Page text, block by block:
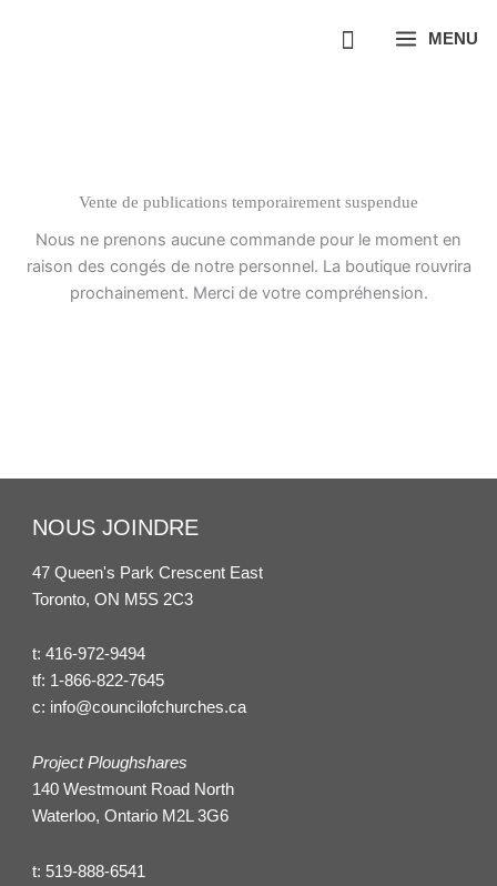
MENU
Vente de publications temporairement suspendue
Nous ne prenons aucune commande pour le moment en
raison des congés de notre personnel. La boutique rouvrira
prochainement. Merci de votre compréhension.
NOUS JOINDRE
47 Queen's Park Crescent East
Toronto, ON M5S 2C3
t:416-972-9494
tf: 1-866-822-7645
c: info@councilofchurches.ca
Project Ploughshares
140 Westmount Road North
Waterloo, Ontario M2L 3G6
t: 519-888-6541